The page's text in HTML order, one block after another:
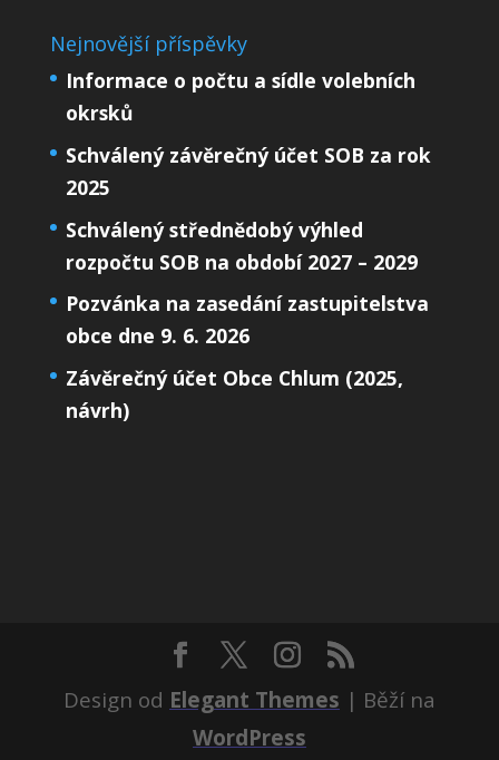
Nejnovější příspěvky
Informace o počtu a sídle volebních
okrsků
Schválený závěrečný účet SOB za rok
2025
Schválený střednědobý výhled
rozpočtu SOB na období 2027 – 2029
Pozvánka na zasedání zastupitelstva
obce dne 9. 6. 2026
Závěrečný účet Obce Chlum (2025,
návrh)
Design od Elegant Themes | Běží na
WordPress